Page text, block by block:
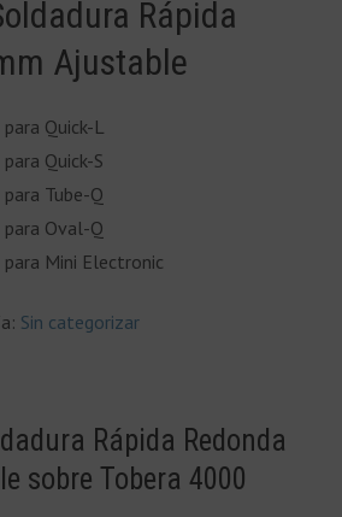
Rápida
Ajustable
Quick-L
Quick-S
Tube-Q
Oval-Q
Mini Electronic
Sin categorizar
Rápida Redonda
sobre Tobera 4000